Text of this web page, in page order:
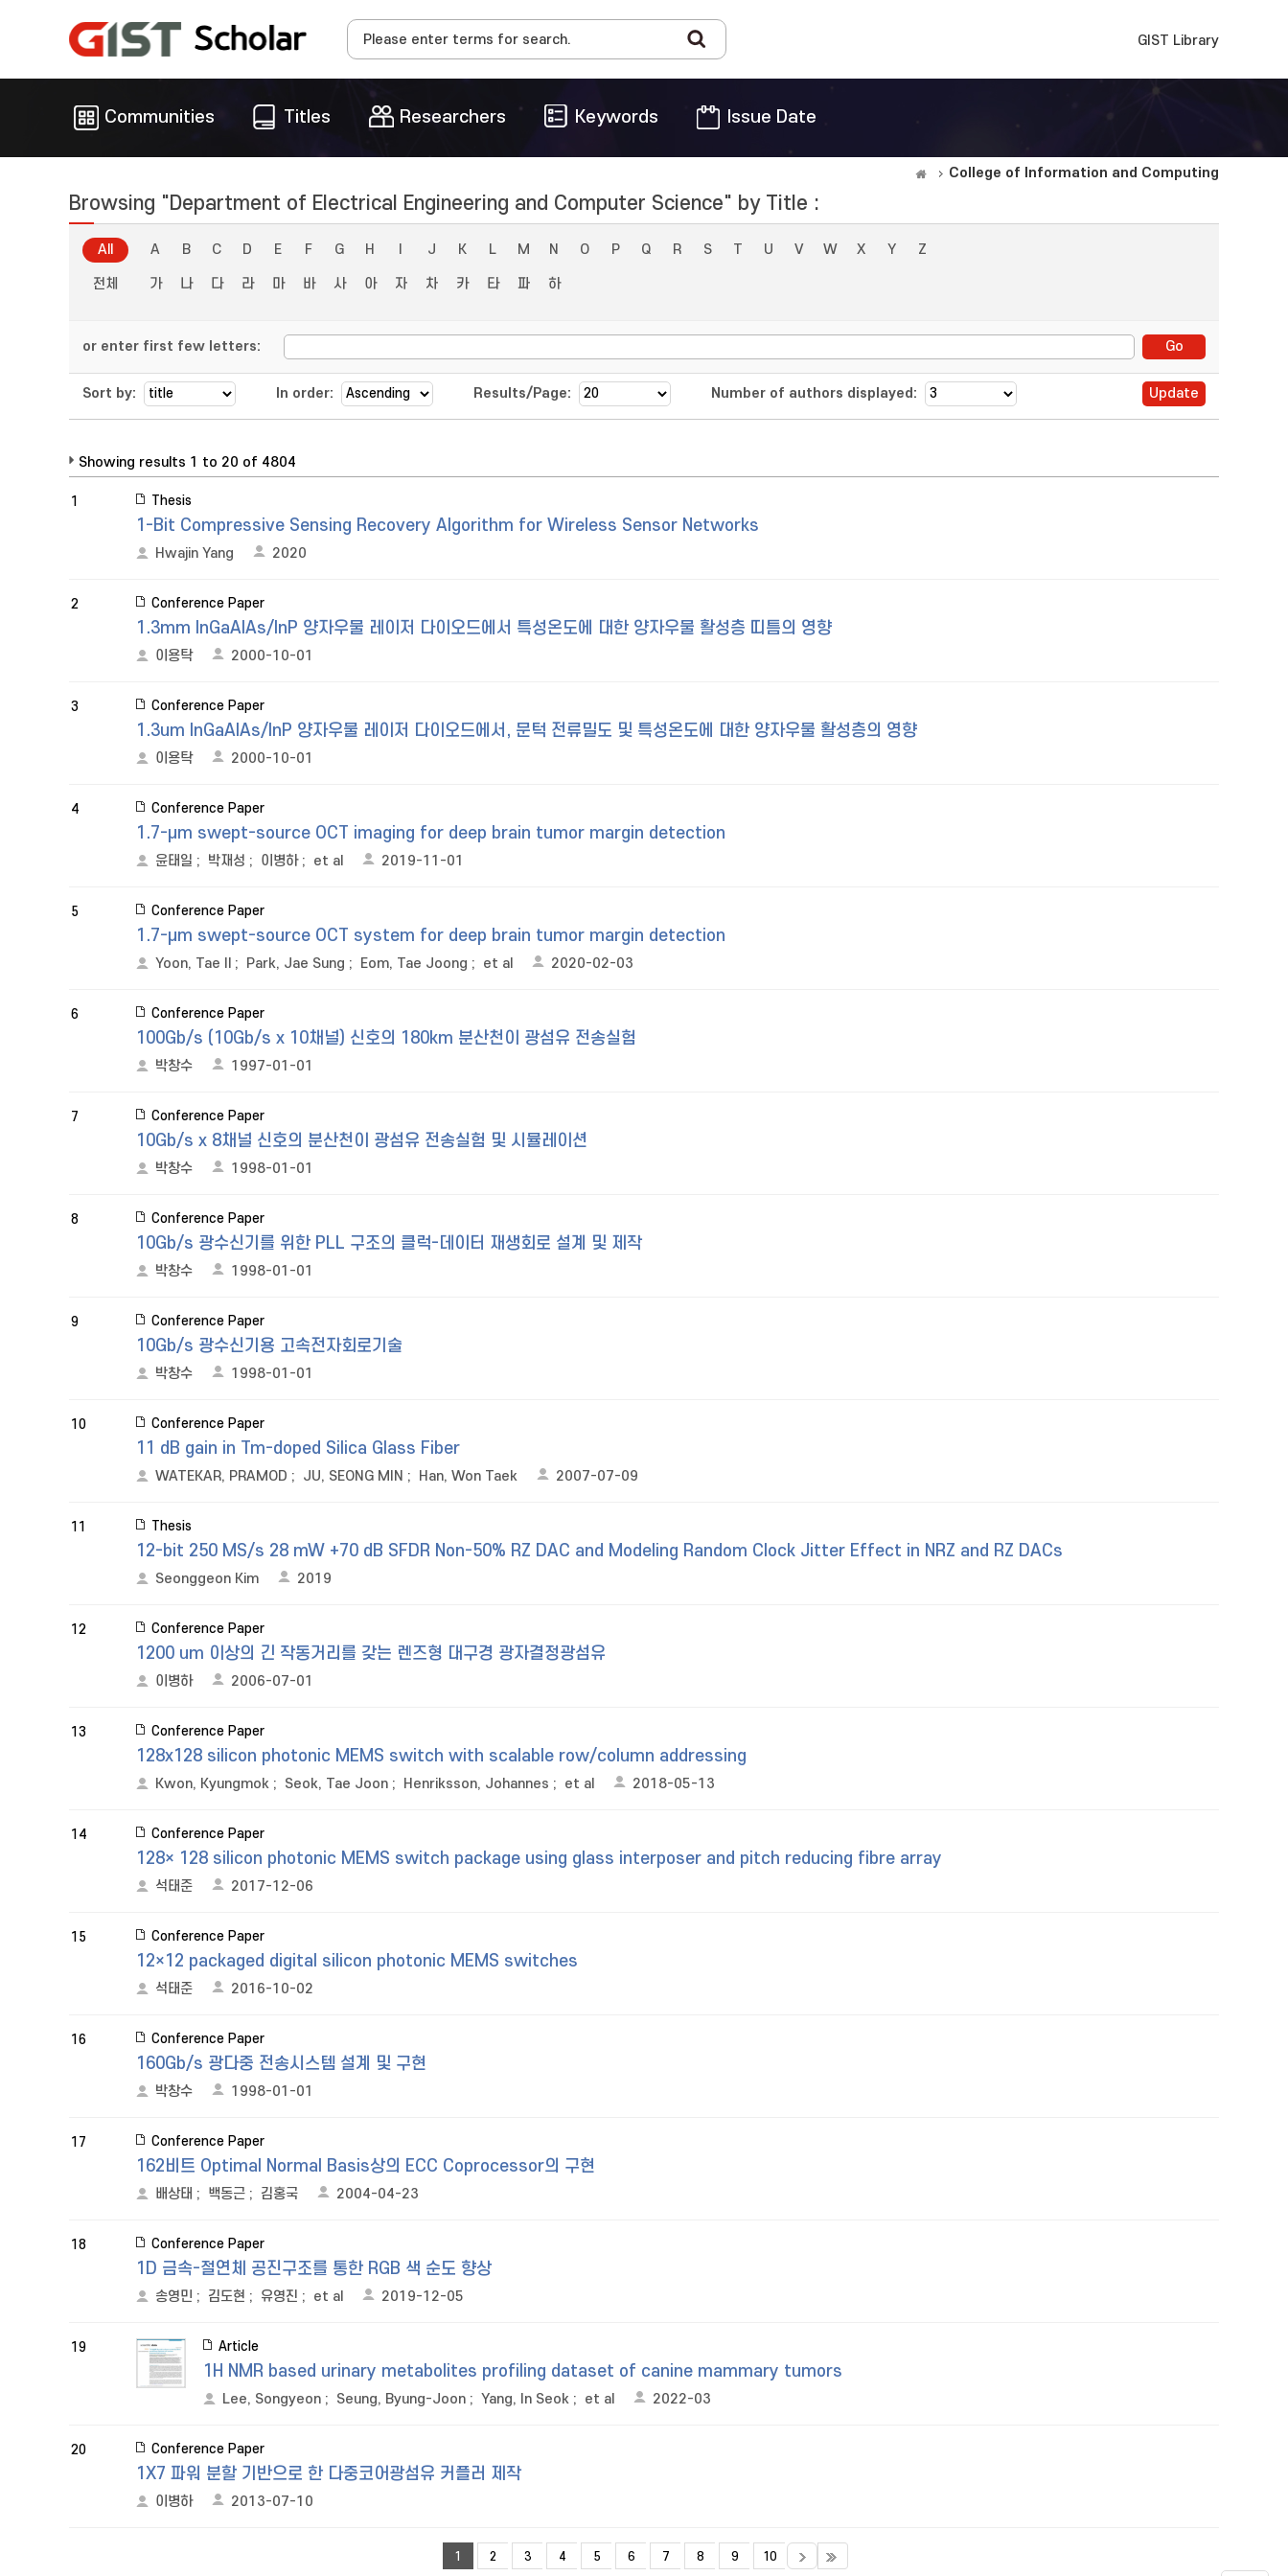
GIST Library
Communities Titles Researchers Keywords Issue Date
College of Information and Computing
Browsing "Department of Electrical Engineering and Computer Science" by Title :
All A B C D E F G H J K L M N O P Q R S T U V W X Y Z
전체 가 나 다 라 마 바 사 아 자 차 카 타 파 하
or enter first few letters:
Sort by: In order: Results/Page: Number of authors displayed:
Showing results 1 to 20 of 4804
1 Thesis
1-Bit Compressive Sensing Recovery Algorithm for Wireless Sensor Networks
Hwajin Yang 2020
2 Conference Paper
1.3mm InGaAlAs/InP 양자우물 레이저 다이오드에서 특성온도에 대한 양자우물 활성층 띠틈의 영향
이용탁 2000-10-01
3 Conference Paper
1.3um InGaAlAs/InP 양자우물 레이저 다이오드에서, 문턱 전류밀도 및 특성온도에 대한 양자우물 활성층의 영향
이용탁 2000-10-01
4 Conference Paper
1.7-μm swept-source OCT imaging for deep brain tumor margin detection
윤태일 ; 박재성 ; 이병하 ; et al 2019-11-01
5 Conference Paper
1.7-μm swept-source OCT system for deep brain tumor margin detection
Yoon, Tae Il ; Park, Jae Sung ; Eom, Tae Joong ; et al 2020-02-03
6 Conference Paper
100Gb/s (10Gb/s x 10채널) 신호의 180km 분산천이 광섬유 전송실험
박창수 1997-01-01
7 Conference Paper
10Gb/s x 8채널 신호의 분산천이 광섬유 전송실험 및 시뮬레이션
박창수 1998-01-01
8 Conference Paper
10Gb/s 광수신기를 위한 PLL 구조의 클럭-데이터 재생회로 설계 및 제작
박창수 1998-01-01
9 Conference Paper
10Gb/s 광수신기용 고속전자회로기술
박창수 1998-01-01
10 Conference Paper
11 dB gain in Tm-doped Silica Glass Fiber
WATEKAR, PRAMOD ; JU, SEONG MIN ; Han, Won Taek 2007-07-09
11 Thesis
12-bit 250 MS/s 28 mW +70 dB SFDR Non-50% RZ DAC and Modeling Random Clock Jitter Effect in NRZ and RZ DACs
Seonggeon Kim 2019
12 Conference Paper
1200 um 이상의 긴 작동거리를 갖는 렌즈형 대구경 광자결정광섬유
이병하 2006-07-01
13 Conference Paper
128x128 silicon photonic MEMS switch with scalable row/column addressing
Kwon, Kyungmok ; Seok, Tae Joon ; Henriksson, Johannes ; et al 2018-05-13
14 Conference Paper
128× 128 silicon photonic MEMS switch package using glass interposer and pitch reducing fibre array
석태준 2017-12-06
15 Conference Paper
12×12 packaged digital silicon photonic MEMS switches
석태준 2016-10-02
16 Conference Paper
160Gb/s 광다중 전송시스템 설계 및 구현
박창수 1998-01-01
17 Conference Paper
162비트 Optimal Normal Basis상의 ECC Coprocessor의 구현
배상태 ; 백동근 ; 김홍국 2004-04-23
18 Conference Paper
1D 금속-절연체 공진구조를 통한 RGB 색 순도 향상
송영민 ; 김도현 ; 유영진 ; et al 2019-12-05
19 Article
1H NMR based urinary metabolites profiling dataset of canine mammary tumors
Lee, Songyeon ; Seung, Byung-Joon ; Yang, In Seok ; et al 2022-03
20 Conference Paper
1X7 파워 분할 기반으로 한 다중코어광섬유 커플러 제작
이병하 2013-07-10
1 2 3 4 5 6 7 8 9 10